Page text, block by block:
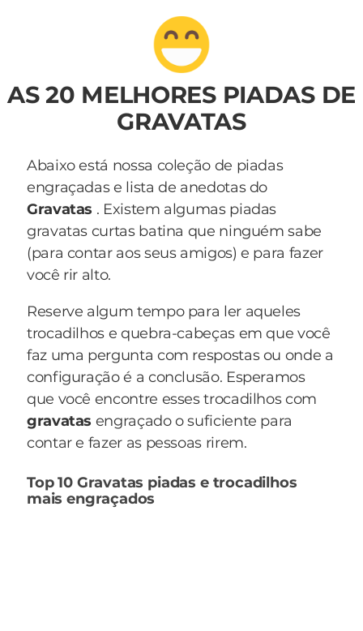
AS 20 MELHORES PIADAS DE
GRAVATAS
Abaixo está nossa coleção de piadas
engraçadas e lista de anedotas do
Gravatas . Existem algumas piadas
gravatas curtas batina que ninguém sabe
(para contar aos seus amigos) e para fazer
você rir alto.
Reserve algum tempo para ler aqueles
trocadilhos e quebra-cabeças em que você
faz uma pergunta com respostas ou onde a
configuração é a conclusão. Esperamos
que você encontre esses trocadilhos com
gravatas engraçado o suficiente para
contar e fazer as pessoas rirem.
Top 10 Gravatas piadas e trocadilhos
mais engraçados